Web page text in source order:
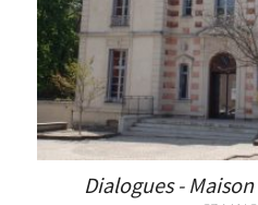
Dialogues -